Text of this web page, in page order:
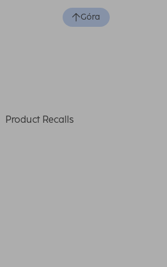
Góra
Product Recalls